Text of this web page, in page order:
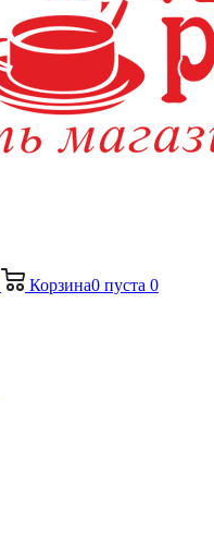
Корзина0 пуста 0